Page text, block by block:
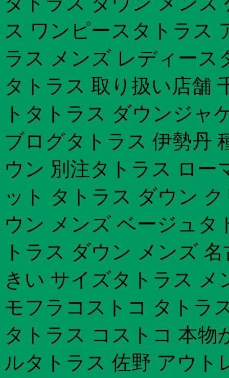
ス ワンピースタトラス
ラス メンズ レディース
タトラス 取り扱い店舗
トタトラス ダウンジャ
ブログタトラス 伊勢丹
ウン 別注タトラス ロー
ット タトラス ダウン
ウン メンズ ベージュタ
トラス ダウン メンズ
きい サイズタトラス
モフラコストコ タトラ
タトラス コストコ 本
ルタトラス 佐野 アウト